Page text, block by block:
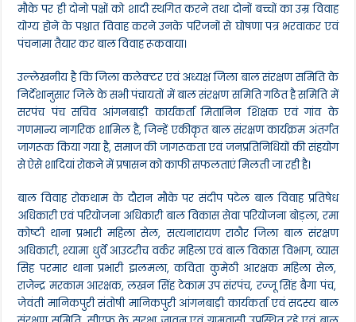
मौके पर ही दोनो पक्षों को शादी स्थगित करने तथा दोनों बच्चों का उम्र विवाह
योग्य होने के पश्चात विवाह करने उनके परिजनों से घोषणा पत्र भरवाकर एवं
पंचनामा तैयार कर बाल विवाह रूकवाया।
उल्लेखनीय है कि जिला कलेक्टर एवं अध्यक्ष जिला बाल संरक्षण समिति के
निर्देशानुसार जिले के सभी पंचायतों में बाल संरक्षण समिति गठित है समिति में
सरपंच पंच सचिव आंगनबाड़ी कार्यकर्ता मितानिन शिक्षक एवं गांव के
गणमान्य नागरिक शामिल है, जिन्हें एकीकृत बाल संरक्षण कार्यक्रम अंतर्गत
जागरूक किया गया है, समाज की जागरूकता एवं जनप्रतिनिधियों की संहयोग
से ऐसे शादियां रोकने में प्रषासन को काफी सफलताएं मिलती जा रही है।
बाल विवाह रोकथाम के दौरान मौके पर संदीप पटेल बाल विवाह प्रतिषेध
अधिकारी एवं परियोजना अधिकारी बाल विकास सेवा परियोजना बोड़ला, रमा
कोष्टी थाना प्रभारी महिला सेल, सत्यनारायण राठौर जिला बाल संरक्षण
अधिकारी, श्यामा धुर्वे आउटरीच वर्कर महिला एवं बाल विकास विभाग, व्यास
सिह परमार थाना प्रभारी झलमला, कविता कुमेठी आरक्षक महिला सेल,
राजेन्द्र मरकाम आरक्षक, लखन सिंह टेकाम उप संरपंच, रज्जू सिंह बैगा पंच,
जेवंती मानिकपुरी संतोषी मानिकपुरी आंगनबाड़ी कार्यकर्ता एवं सदस्य बाल